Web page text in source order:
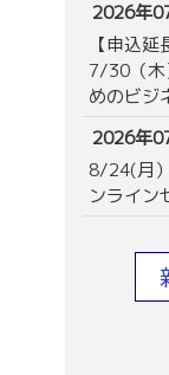
2026年
【申込
7/30（木
めのビジ
2026年
8/24(月
ンライン